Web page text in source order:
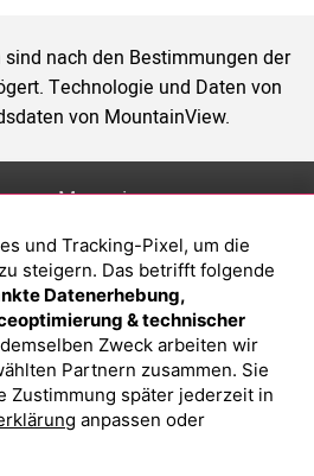
nach den Bestimmungen der
Technologie und Daten von
von MountainView.
Magazin
Was sind sind ETFs?
Sparplan Vorteile
Was ist ein Fonds?
und Tracking-Pixel, um die
steigern. Das betrifft folgende
Datenerhebung,
& technischer
Zweck arbeiten wir
Partnern zusammen. Sie
Zustimmung später jederzeit in
anpassen oder